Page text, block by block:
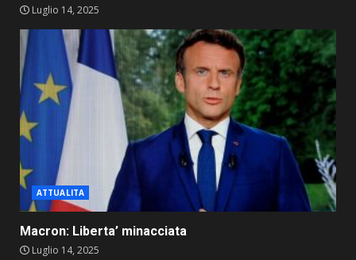
Luglio 14, 2025
ATTUALITA
Macron: Liberta’ minacciata
Luglio 14, 2025